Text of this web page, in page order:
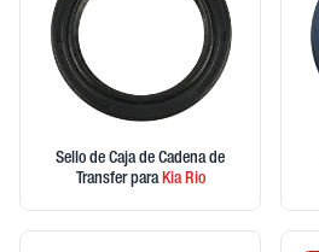
Sello de Caja de Cadena de
Transfer paraKiaRio